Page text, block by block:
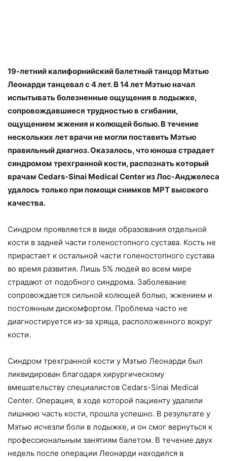
19-летний калифорнийский балетный танцор Мэтью
Леонарди танцевал с 4 лет. В 14 лет Мэтью начал
испытывать болезненные ощущения в лодыжке,
сопровождавшиеся трудностью в сгибании,
ощущением жжения и колющей болью. В течение
нескольких лет врачи не могли поставить Мэтью
правильный диагноз. Оказалось, что юноша страдает
синдромом трехгранной кости, распознать который
врачам Cedars-Sinai Medical Center из Лос-Анджелеса
удалось только при помощи снимков МРТ высокого
качества.
Синдром проявляется в виде образования отдельной
кости в задней части голеностопного сустава. Кость не
прирастает к остальной части голеностопного сустава
во время развития. Лишь 5% людей во всем мире
страдают от подобного синдрома. Заболевание
сопровождается сильной колющей болью, жжением и
постоянным дискомфортом. Проблема часто не
диагностируется из-за хряща, расположенного вокруг
кости.
Синдром трехгранной кости у Мэтью Леонарди был
ликвидирован благодаря хирургическому
вмешательству специалистов Cedars-Sinai Medical
Center. Операция, в ходе которой пациенту удалили
лишнюю часть кости, прошла успешно. В результате у
Мэтью исчезли боли в лодыжке, и он смог вернуться к
профессиональным занятиям балетом. В течение двух
недель после операции Леонарди находился в